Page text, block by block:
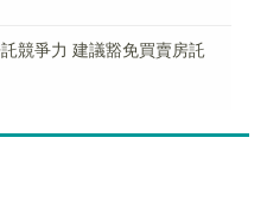
競爭力 建議豁免買賣房託